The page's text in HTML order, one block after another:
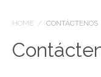
HOME / CONTÁCTENOS